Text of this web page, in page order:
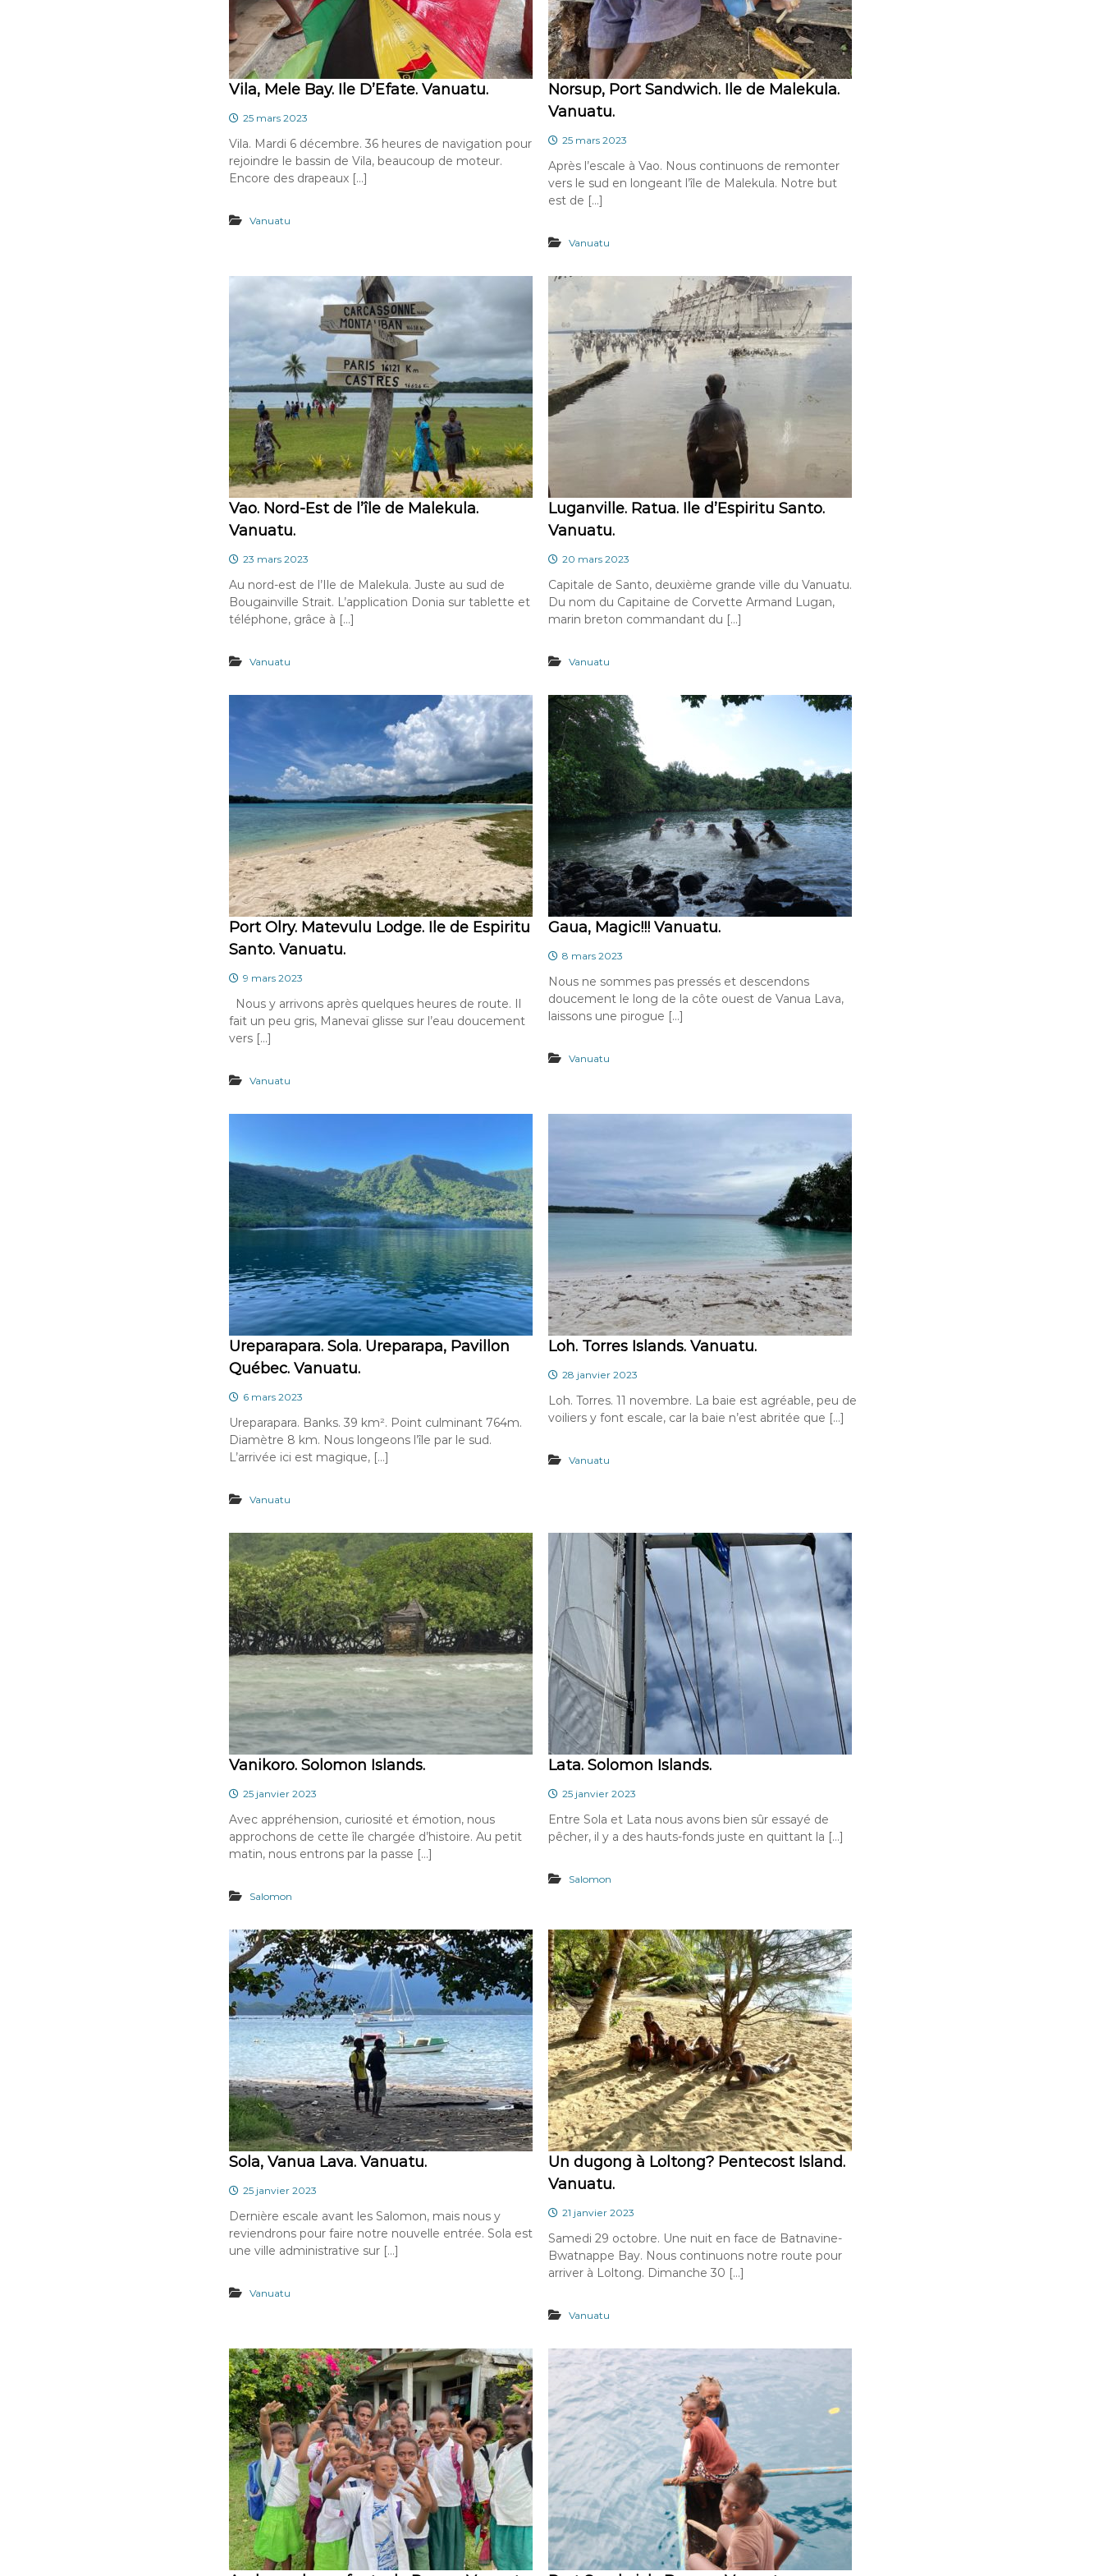
Vila, Mele Bay. Ile D’Efate. Vanuatu.
25 mars 2023
Vila. Mardi 6 décembre. 36 heures de navigation pour
rejoindre le bassin de Vila, beaucoup de moteur.
Encore des drapeaux […]
Vanuatu
Norsup, Port Sandwich. Ile de Malekula.
Vanuatu.
25 mars 2023
Après l’escale à Vao. Nous continuons de remonter
vers le sud en longeant l’île de Malekula. Notre but
est de […]
Vanuatu
Vao. Nord-Est de l’île de Malekula.
Vanuatu.
23 mars 2023
Au nord-est de l’Ile de Malekula. Juste au sud de
Bougainville Strait. L’application Donia sur tablette et
téléphone, grâce à […]
Vanuatu
Luganville. Ratua. Ile d’Espiritu Santo.
Vanuatu.
20 mars 2023
Capitale de Santo, deuxième grande ville du Vanuatu.
Du nom du Capitaine de Corvette Armand Lugan,
marin breton commandant du […]
Vanuatu
Port Olry. Matevulu Lodge. Ile de Espiritu
Santo. Vanuatu.
9 mars 2023
Nous y arrivons après quelques heures de route. Il
fait un peu gris, Manevaï glisse sur l’eau doucement
vers […]
Vanuatu
Gaua, Magic!!! Vanuatu.
8 mars 2023
Nous ne sommes pas pressés et descendons
doucement le long de la côte ouest de Vanua Lava,
laissons une pirogue […]
Vanuatu
Ureparapara. Sola. Ureparapa, Pavillon
Québec. Vanuatu.
6 mars 2023
Ureparapara. Banks. 39 km². Point culminant 764m.
Diamètre 8 km. Nous longeons l’île par le sud.
L’arrivée ici est magique, […]
Vanuatu
Loh. Torres Islands. Vanuatu.
28 janvier 2023
Loh. Torres. 11 novembre. La baie est agréable, peu de
voiliers y font escale, car la baie n’est abritée que […]
Vanuatu
Vanikoro. Solomon Islands.
25 janvier 2023
Avec appréhension, curiosité et émotion, nous
approchons de cette île chargée d’histoire. Au petit
matin, nous entrons par la passe […]
Salomon
Lata. Solomon Islands.
25 janvier 2023
Entre Sola et Lata nous avons bien sûr essayé de
pêcher, il y a des hauts-fonds juste en quittant la […]
Salomon
Sola, Vanua Lava. Vanuatu.
25 janvier 2023
Dernière escale avant les Salomon, mais nous y
reviendrons pour faire notre nouvelle entrée. Sola est
une ville administrative sur […]
Vanuatu
Un dugong à Loltong? Pentecost Island.
Vanuatu.
21 janvier 2023
Samedi 29 octobre. Une nuit en face de Batnavine-
Bwatnappe Bay. Nous continuons notre route pour
arriver à Loltong. Dimanche 30 […]
Vanuatu